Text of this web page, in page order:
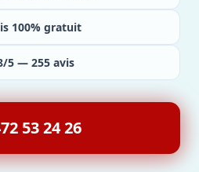
100% gratuit
5 — 255 avis
53 24 26